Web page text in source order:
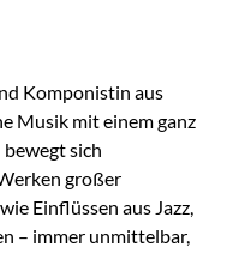
Komponistin aus
Musik mit einem ganz
bewegt sich
großer
Einflüssen aus Jazz,
– immer unmittelbar,